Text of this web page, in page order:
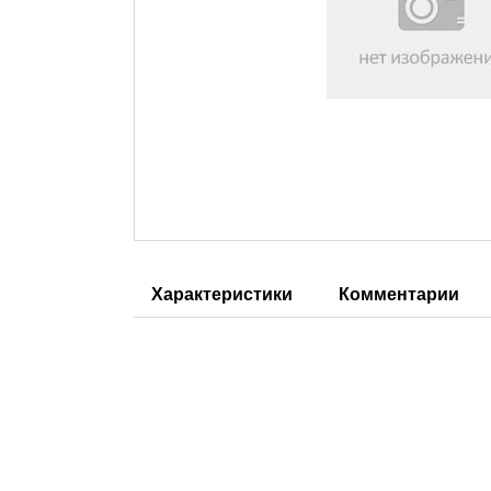
Характеристики Комментарии